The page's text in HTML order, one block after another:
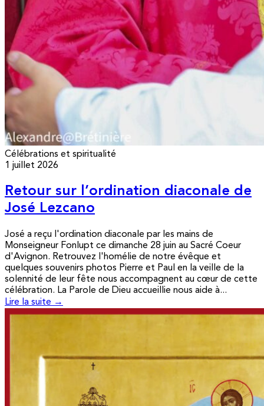
Célébrations et spiritualité
1 juillet 2026
Retour sur l’ordination diaconale de
José Lezcano
José a reçu l'ordination diaconale par les mains de
Monseigneur Fonlupt ce dimanche 28 juin au Sacré Coeur
d'Avignon. Retrouvez l'homélie de notre évêque et
quelques souvenirs photos Pierre et Paul en la veille de la
solennité de leur fête nous accompagnent au cœur de cette
célébration. La Parole de Dieu accueillie nous aide à...
Lire la suite →